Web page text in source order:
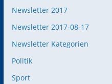
Newsletter 2017
Newsletter 2017-08-17
Newsletter Kategorien
Politik
Sport